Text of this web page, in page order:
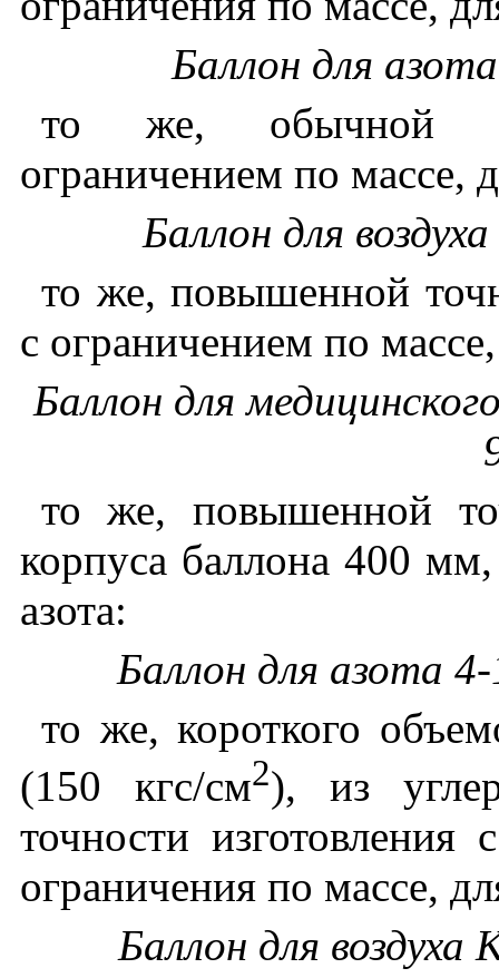
Баллон для
то же, обычной
ограничением по массе,
Баллон для
то же, повышенной
с ограничением по
Баллон для
то же, повышенной
корпуса баллона 400
азота:
Баллон для азота
то же, короткого
(150 кгс/см2), из
точности
ограничения по массе,
Баллон для